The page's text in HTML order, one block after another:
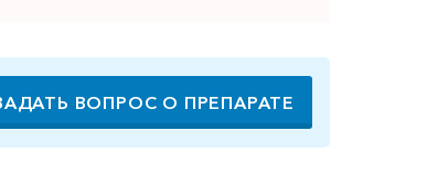
ВОПРОС О ПРЕПАРАТЕ